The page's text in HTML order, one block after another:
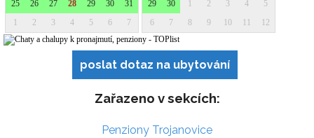
poslat dotaz na ubytování
Zařazeno v sekcích:
Penziony Trojanovice